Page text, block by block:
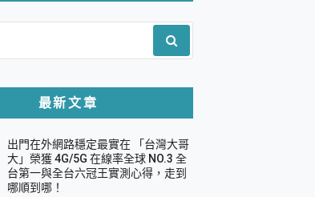
防護
整開箱評價
智慧投影 & 煥彩流動 」的沈浸
最新文章
出門在外網路穩定最實在 「台灣大哥
大」榮獲 4G/5G 在線率全球 NO.3 全
台第一與全台六冠王實測心得，走到
哪順到哪！